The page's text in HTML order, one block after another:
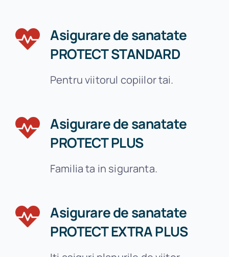
Asigurare de sanatate
PROTECT STANDARD
Pentru viitorul copiilor tai.
Asigurare de sanatate
PROTECT PLUS
Familia ta in siguranta.
Asigurare de sanatate
PROTECT EXTRA PLUS